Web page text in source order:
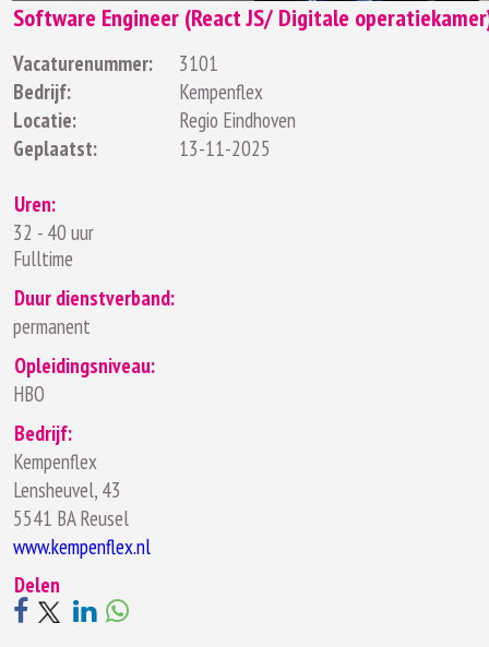
Software Engineer (React JS/ Digitale
Vacaturenummer:
3101
Bedrijf:
Kempenflex
Locatie:
Regio Eindhoven
Geplaatst:
13-11-2025
Uren:
32 - 40 uur
Fulltime
Duur dienstverband:
permanent
Opleidingsniveau:
HBO
Bedrijf:
Kempenflex
Lensheuvel, 43
5541 BA Reusel
www.kempenflex.nl
Delen